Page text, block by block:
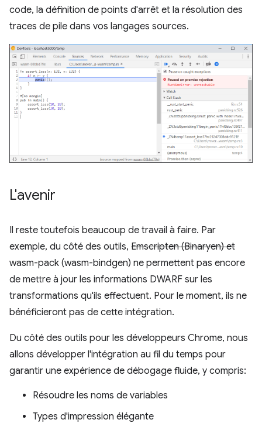
code, la définition de points d'arrêt et la résolution des
traces de pile dans vos langages sources.
L'avenir
Il reste toutefois beaucoup de travail à faire. Par
exemple, du côté des outils, Emscripten (Binaryen) et
wasm-pack (wasm-bindgen) ne permettent pas encore
de mettre à jour les informations DWARF sur les
transformations qu'ils effectuent. Pour le moment, ils ne
bénéficieront pas de cette intégration.
Du côté des outils pour les développeurs Chrome, nous
allons développer l'intégration au fil du temps pour
garantir une expérience de débogage fluide, y compris:
Résoudre les noms de variables
Types d'impression élégante